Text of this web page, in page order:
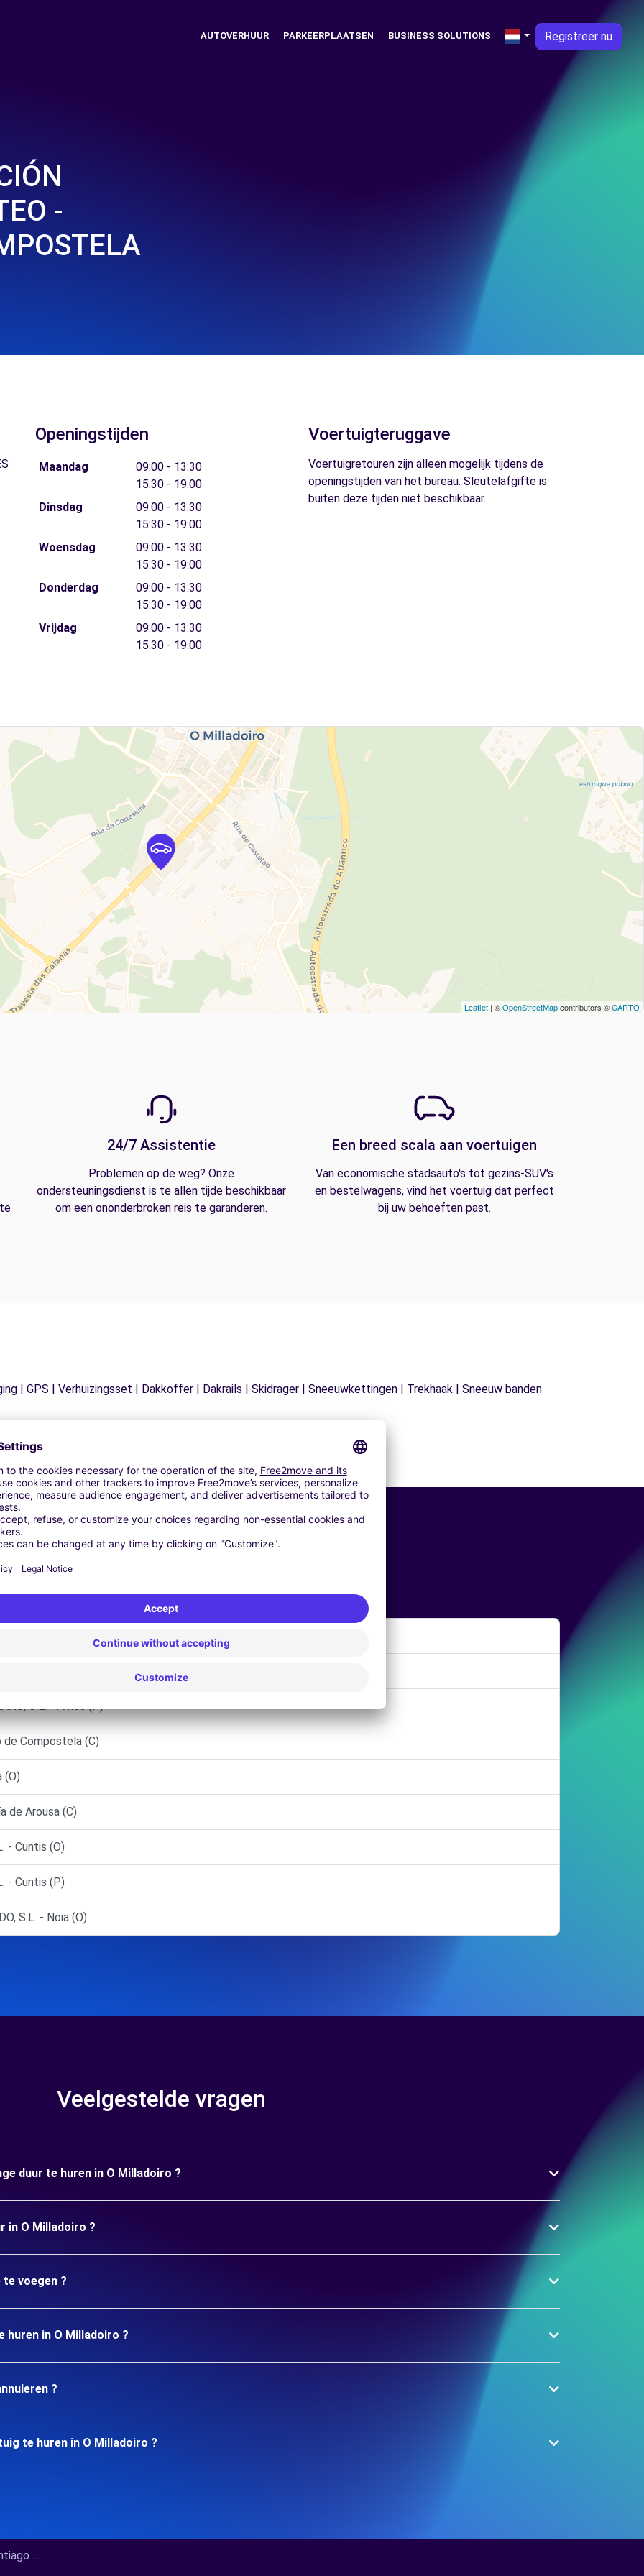
AUTOVERHUUR PARKEERPLAATSEN BUSINESS SOLUTIONS Registreer nu
-
Openingstijden
Maandag
09:00 - 13:30
15:30 - 19:00
Dinsdag
09:00 - 13:30
15:30 - 19:00
Woensdag
09:00 - 13:30
15:30 - 19:00
Donderdag
09:00 - 13:30
15:30 - 19:00
Vrijdag
09:00 - 13:30
15:30 - 19:00
Voertuigteruggave
Voertuigretouren zijn alleen mogelijk tijdens de
openingstijden van het bureau. Sleutelafgifte is
buiten deze tijden niet beschikbaar.
Leaflet | ©OpenStreetMapcontributors ©CARTO
24/7 Assistentie
Problemen op de weg? Onze
ondersteuningsdienst is te allen tijde beschikbaar
om een ononderbroken reis te garanderen.
Een breed scala aan voertuigen
Van economische stadsauto's tot gezins-SUV's
en bestelwagens, vind het voertuig dat perfect
bij uw behoeften past.
| GPS | Verhuizingsset | Dakkoffer | Dakrails | Skidrager | Sneeuwkettingen | Trekhaak | Sneeuw banden
Vergelijkbare Agentschappen
S.L. - Ames (P)
de Compostela (C)
(O)
de Arousa (C)
- Cuntis (O)
- Cuntis (P)
S.L. - Noia (O)
Veelgestelde vragen
duur te huren in O Milladoiro ?
in O Milladoiro ?
voegen ?
huren in O Milladoiro ?
?
te huren in O Milladoiro ?
...